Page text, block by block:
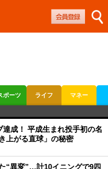
ポーツ ライフ マネー
達成！ 平成生まれ投手初の名
上がる直球」の秘密
“異変”…計10イニングで9四